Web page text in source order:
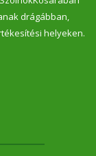
drágábban,
helyeken.